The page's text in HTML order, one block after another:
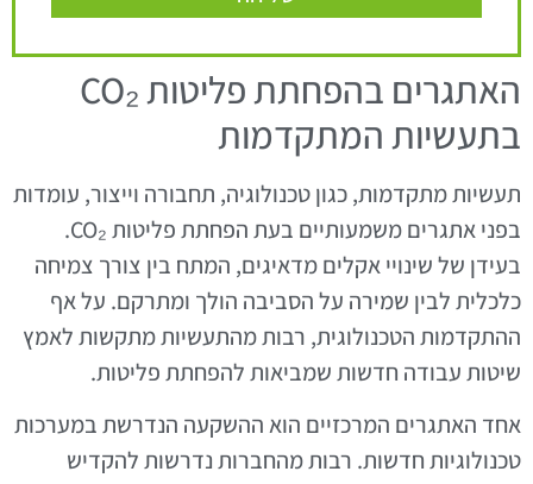
האתגרים בהפחתת פליטות CO₂
בתעשיות המתקדמות
תעשיות מתקדמות, כגון טכנולוגיה, תחבורה וייצור, עומדות
בפני אתגרים משמעותיים בעת הפחתת פליטות CO₂.
בעידן של שינויי אקלים מדאיגים, המתח בין צורך צמיחה
כלכלית לבין שמירה על הסביבה הולך ומתרקם. על אף
ההתקדמות הטכנולוגית, רבות מהתעשיות מתקשות לאמץ
שיטות עבודה חדשות שמביאות להפחתת פליטות.
אחד האתגרים המרכזיים הוא ההשקעה הנדרשת במערכות
טכנולוגיות חדשות. רבות מהחברות נדרשות להקדיש